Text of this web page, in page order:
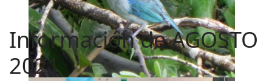
Información de AGOSTO
2021